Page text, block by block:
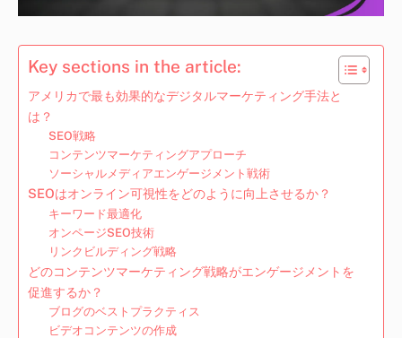
Key sections in the article:
アメリカで最も効果的なデジタルマーケティング手法と
は？
SEO戦略
コンテンツマーケティングアプローチ
ソーシャルメディアエンゲージメント戦術
SEOはオンライン可視性をどのように向上させるか？
キーワード最適化
オンページSEO技術
リンクビルディング戦略
どのコンテンツマーケティング戦略がエンゲージメントを
促進するか？
ブログのベストプラクティス
ビデオコンテンツの作成